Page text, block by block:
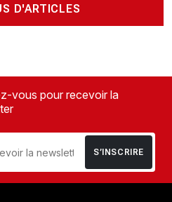
D'ARTICLES
vous pour recevoir la
S’INSCRIRE